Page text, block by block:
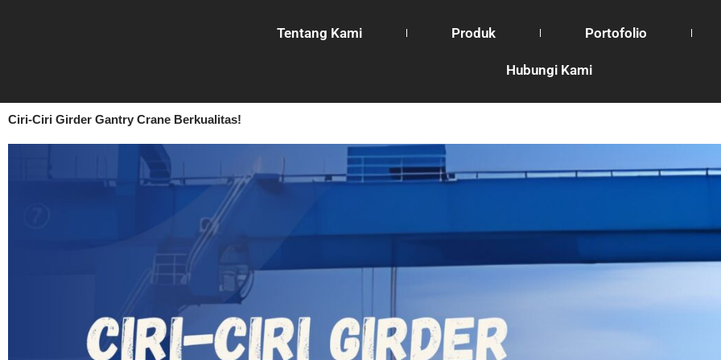
Tentang Kami Produk Portofolio
Hubungi Kami
Ciri-Ciri Girder Gantry Crane Berkualitas!